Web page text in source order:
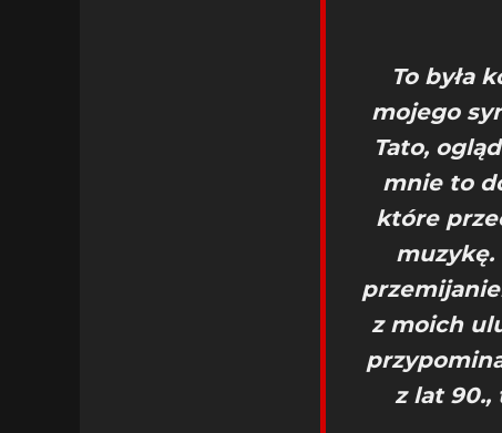
To była
mojego
Tato,
mnie to
które
z moich
z lat 90.,